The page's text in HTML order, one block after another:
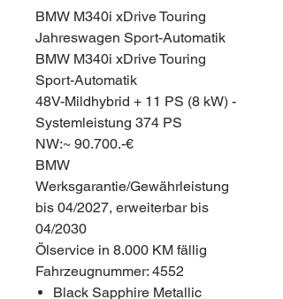
BMW M340i xDrive Touring
Jahreswagen Sport-Automatik
BMW M340i xDrive Touring
Sport-Automatik
48V-Mildhybrid + 11 PS (8 kW) -
Systemleistung 374 PS
NW:~ 90.700.-€
BMW
Werksgarantie/Gewährleistung
bis 04/2027, erweiterbar bis
04/2030
Ölservice in 8.000 KM fällig
Fahrzeugnummer: 4552
Black Sapphire Metallic